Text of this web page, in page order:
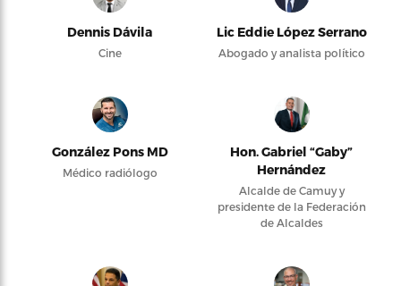
Dennis Dávila
Cine
Lic Eddie López Serrano
Abogado y analista político
González Pons MD
Médico radiólogo
Hon. Gabriel “Gaby”
Hernández
Alcalde de Camuy y
presidente de la Federación
de Alcaldes